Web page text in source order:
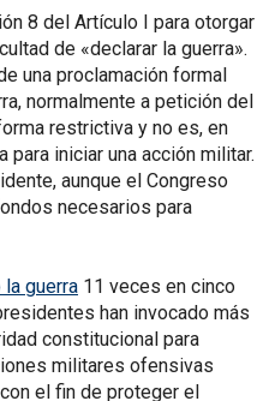
8 del Artículo I para otorgar
de «declarar la guerra».
una proclamación formal
normalmente a petición del
restrictiva y no es, en
iniciar una acción militar.
aunque el Congreso
necesarios para
guerra 11 veces en cinco
han invocado más
constitucional para
militares ofensivas
el fin de proteger el